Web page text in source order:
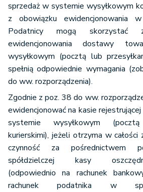
sprzedaż w systemie wysyłkowym
z obowiązku ewidencjonowania
Podatnicy mogą
ewidencjonowania dostawy
wysyłkowym (pocztą lub
spełnią odpowiednie wymagania
do ww. rozporządzenia).
Zgodnie z poz. 38 do ww.
ewidencjonować na kasie
systemie wysyłkowym
kurierskimi), jeżeli otrzyma w całości
czynność za pośrednictwem
spółdzielczej kasy
(odpowiednio na rachunek
rachunek podatnika w